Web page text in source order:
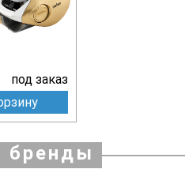
под заказ
бренды